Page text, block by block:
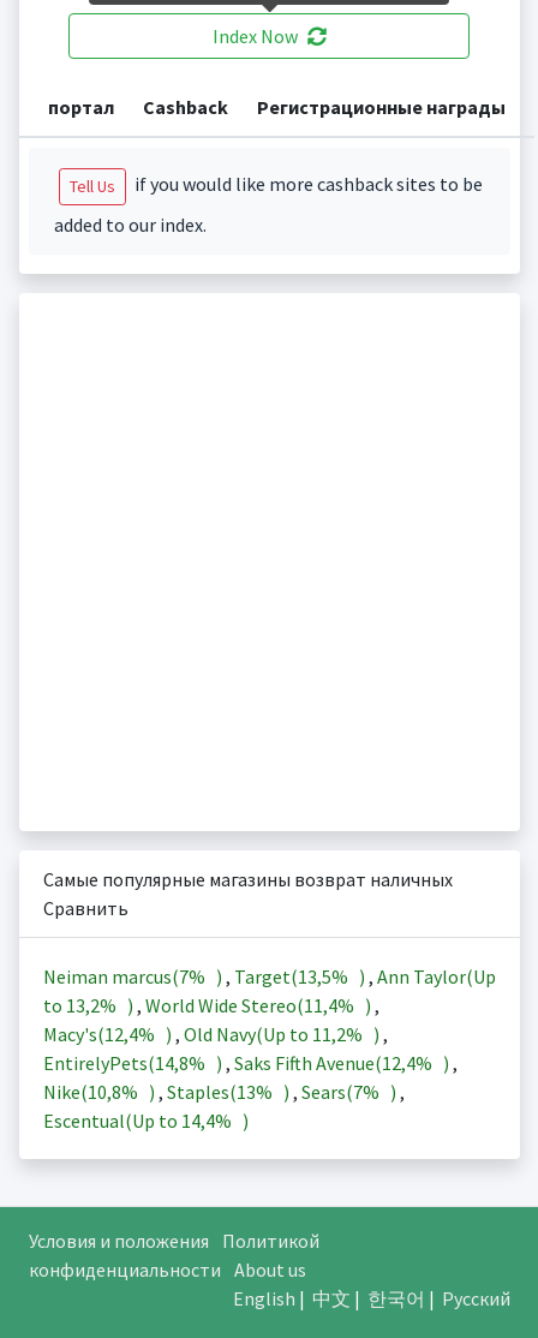
Index Now
портал Cashback Регистрационные награды
Tell Us
if you would like more cashback sites to be
added to our index.
Самые популярные магазины возврат наличных
Сравнить
Neiman marcus(7% ) , Target(13,5% ) , Ann Taylor(Up
to 13,2% ) , World Wide Stereo(11,4% ) ,
Macy's(12,4% ) , Old Navy(Up to 11,2% ) ,
EntirelyPets(14,8% ) , Saks Fifth Avenue(12,4% ) ,
Nike(10,8% ) , Staples(13% ) , Sears(7% ) ,
Escentual(Up to 14,4% )
Условия и положения
Политикой
конфиденциальности About us
English | 中文 | 한국어 | Русский